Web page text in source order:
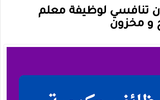
تنافسي لوظيفة معلم
و مخزون